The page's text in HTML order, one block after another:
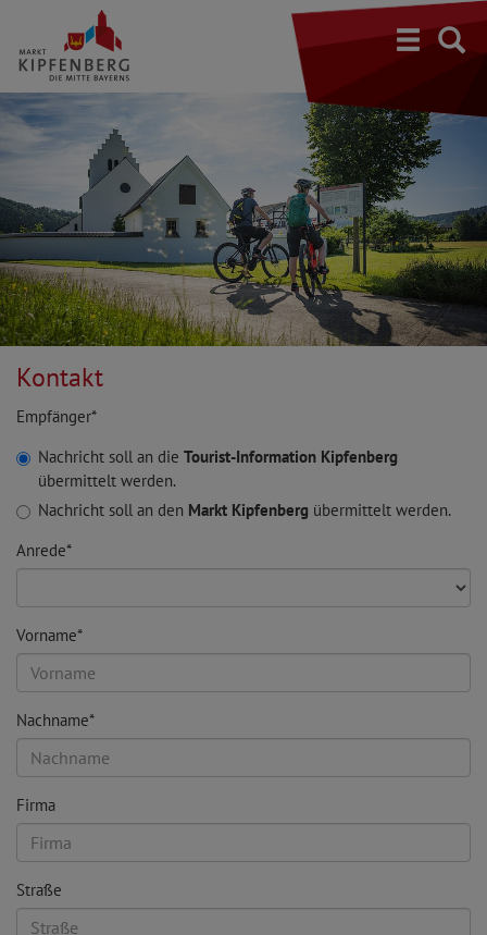
Kontakt
Empfänger*
Nachricht soll an die Tourist-Information Kipfenberg
übermittelt werden.
Nachricht soll an den Markt Kipfenberg übermittelt werden.
Anrede*
Vorname*
Nachname*
Firma
Straße